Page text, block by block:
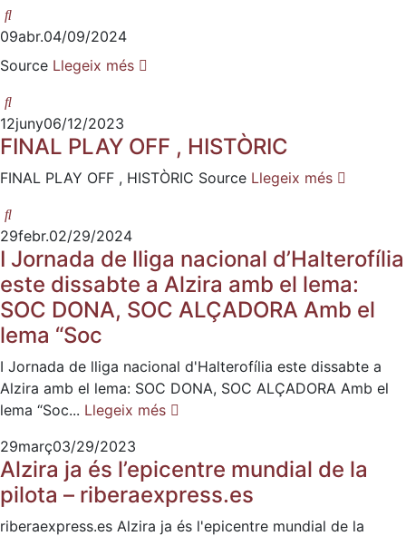
09abr.04/09/2024
Source Llegeix més
12juny06/12/2023
FINAL PLAY OFF , HISTÒRIC
FINAL PLAY OFF , HISTÒRIC Source Llegeix més
29febr.02/29/2024
I Jornada de lliga nacional d’Halterofília
este dissabte a Alzira amb el lema:
SOC DONA, SOC ALÇADORA Amb el
lema “Soc
I Jornada de lliga nacional d'Halterofília este dissabte a
Alzira amb el lema: SOC DONA, SOC ALÇADORA Amb el
lema “Soc... Llegeix més
29març03/29/2023
Alzira ja és l’epicentre mundial de la
pilota – riberaexpress.es
riberaexpress.es Alzira ja és l'epicentre mundial de la